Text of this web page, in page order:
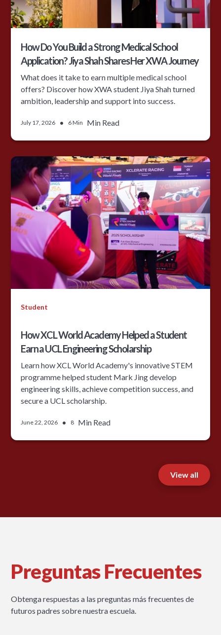
How Do You Build a Strong Medical School
Application? Jiya Shah Shares Her XWA Journey
What does it take to earn multiple medical school
offers? Discover how XWA student Jiya Shah turned
ambition, leadership and support into success.
July 17, 2026 • 6 Min Min Read
Student
How XCL World Academy Helped a Student
Earn a UCL Engineering Scholarship
Learn how XCL World Academy's innovative STEM
programme helped student Mark Jing develop
engineering skills, achieve competition success, and
secure a UCL scholarship.
June 22, 2026 • 8 Min Read
View all
Preguntas Frecuentes
Obtenga respuestas a las preguntas más frecuentes de
futuros padres sobre nuestra escuela.